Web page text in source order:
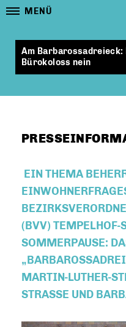
MENÜ
Am Barbarossadreieck:
Bürokoloss nein
EIN THEMA
(BVV) TEMPELHOF-
SOMMERPAUSE:
MARTIN-LUTHER-
TRASSE UND